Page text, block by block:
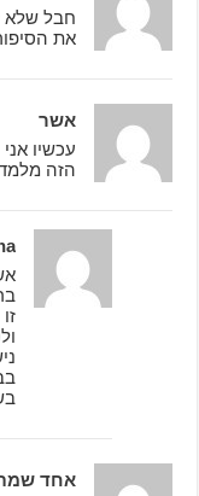
חבל שלא
את
אשר
עכשיו
הזה
אחד